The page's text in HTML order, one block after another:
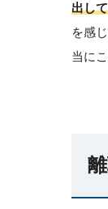
出し
を感
当に